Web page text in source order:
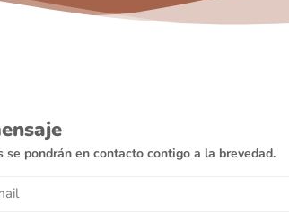
pondrán en contacto contigo a la brevedad.